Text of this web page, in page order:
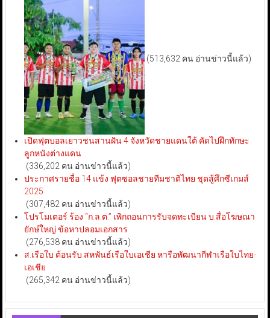
(513,632 คน อ่านข่าวนี้แล้ว)
เปิดฟุตบอลเยาวชนสานฝัน 4 จังหวัดชายแดนใต้ คัดไปฝึกทักษะ
ลูกหนังต่างแดน
(336,202 คน อ่านข่าวนี้แล้ว)
ประกาศรายชื่อ 14 แข้ง ฟุตซอลชายทีมชาติไทย ชุดสู้ศึกซีเกมส์
2025
(307,482 คน อ่านข่าวนี้แล้ว)
โปรโมเตอร์ ร้อง “ก.ล.ต.” เพิกถอนการรับจดทะเบียน บ.สื่อโฆษณา
ยักษ์ใหญ่ ข้อหาปลอมเอกสาร
(276,538 คน อ่านข่าวนี้แล้ว)
ส.เรือใบ ต้อนรับ สหพันธ์เรือใบเอเชีย หารือพัฒนากีฬาเรือใบไทย-
เอเชีย
(265,342 คน อ่านข่าวนี้แล้ว)